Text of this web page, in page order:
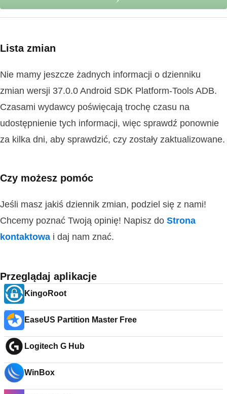
Lista zmian
Nie mamy jeszcze żadnych informacji o dzienniku
zmian wersji 37.0.0 Android SDK Platform-Tools ADB.
Czasami wydawcy poświęcają trochę czasu na
udostępnienie tych informacji, więc sprawdź ponownie
za kilka dni, aby sprawdzić, czy zostały zaktualizowane.
Czy możesz pomóc
Jeśli masz jakiś dziennik zmian, podziel się z nami!
Chcemy poznać Twoją opinię! Napisz do Strona
kontaktowa i daj nam znać.
Przeglądaj aplikacje
KingoRoot
EaseUS Partition Master Free
Logitech G Hub
WinBox